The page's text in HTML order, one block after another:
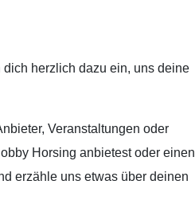
herzlich dazu ein, uns deine
Veranstaltungen oder
Horsing anbietest oder einen
erzähle uns etwas über deinen